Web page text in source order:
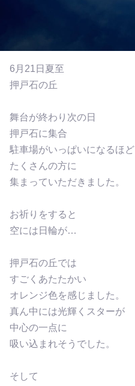
6月21日夏至
押戸石の丘
舞台が終わり次の日
押戸石に集合
駐車場がいっぱいになるほど
たくさんの方に
集まっていただきました。
お祈りをすると
空には日輪が…
押戸石の丘では
すごくあたたかい
オレンジ色を感じました。
真ん中には光輝くスターが
中心の一点に
吸い込まれそうでした。
そして